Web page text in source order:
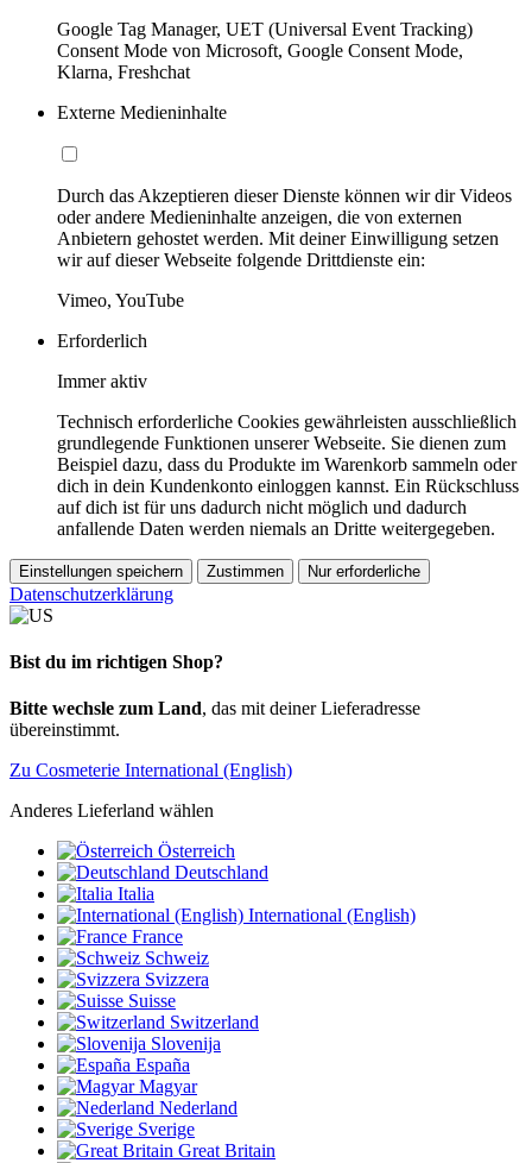
Google Tag Manager, UET (Universal Event Tracking)
Consent Mode von Microsoft, Google Consent Mode,
Klarna, Freshchat
Externe Medieninhalte
Durch das Akzeptieren dieser Dienste können wir dir Videos
oder andere Medieninhalte anzeigen, die von externen
Anbietern gehostet werden. Mit deiner Einwilligung setzen
wir auf dieser Webseite folgende Drittdienste ein:
Vimeo, YouTube
Erforderlich
Immer aktiv
Technisch erforderliche Cookies gewährleisten ausschließlich
grundlegende Funktionen unserer Webseite. Sie dienen zum
Beispiel dazu, dass du Produkte im Warenkorb sammeln oder
dich in dein Kundenkonto einloggen kannst. Ein Rückschluss
auf dich ist für uns dadurch nicht möglich und dadurch
anfallende Daten werden niemals an Dritte weitergegeben.
Einstellungen speichern Zustimmen Nur erforderliche
Datenschutzerklärung
Bist du im richtigen Shop?
Bitte wechsle zum Land, das mit deiner Lieferadresse
übereinstimmt.
Zu Cosmeterie International (English)
Anderes Lieferland wählen
Österreich
Deutschland
Italia
International (English)
France
Schweiz
Svizzera
Suisse
Switzerland
Slovenija
España
Magyar
Nederland
Sverige
Great Britain